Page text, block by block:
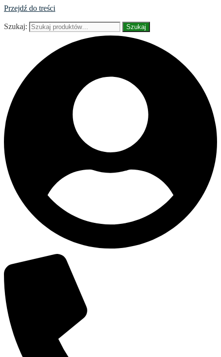
Przejdź do treści
Szukaj: Szukaj